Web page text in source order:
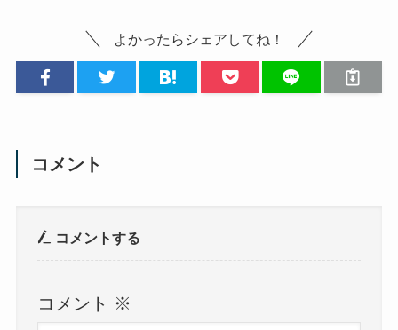
よかったらシェアしてね！
コメント
コメントする
コメント ※